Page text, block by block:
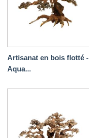
Artisanat en bois flotté -
Aqua...